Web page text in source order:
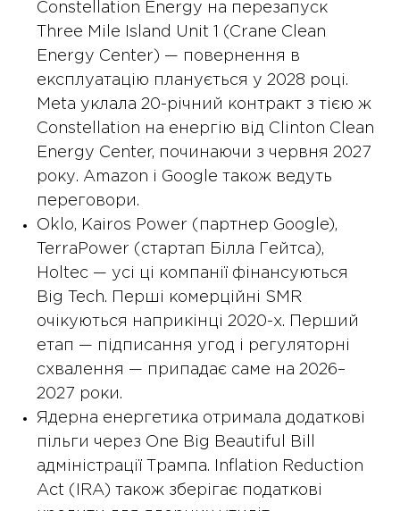
Constellation Energy на перезапуск
Three Mile Island Unit 1 (Crane Clean
Energy Center) — повернення в
експлуатацію планується у 2028 році.
Meta уклала 20-річний контракт з тією ж
Constellation на енергію від Clinton Clean
Energy Center, починаючи з червня 2027
року. Amazon і Google також ведуть
переговори.
Oklo, Kairos Power (партнер Google),
TerraPower (стартап Білла Гейтса),
Holtec — усі ці компанії фінансуються
Big Tech. Перші комерційні SMR
очікуються наприкінці 2020-х. Перший
етап — підписання угод і регуляторні
схвалення — припадає саме на 2026–
2027 роки.
Ядерна енергетика отримала додаткові
пільги через One Big Beautiful Bill
адміністрації Трампа. Inflation Reduction
Act (IRA) також зберігає податкові